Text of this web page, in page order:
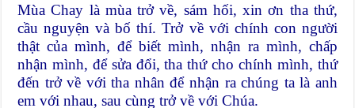
Mùa Chay là mùa trở về, sám hối, xin ơn tha thứ,
cầu nguyện và bố thí. Trở về với chính con người
thật của mình, để biết mình, nhận ra mình, chấp
nhận mình, để sửa đổi, tha thứ cho chính mình, thứ
đến trở về với tha nhân để nhận ra chúng ta là anh
em với nhau, sau cùng trở về với Chúa.